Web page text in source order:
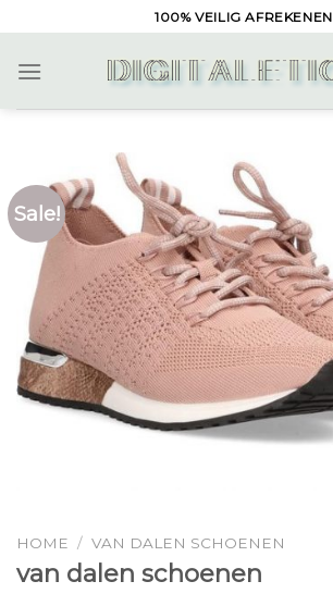
to
content
100% VEILIG AFREKENEN
Sale!
HOME / VAN DALEN SCHOENEN
van dalen schoenen